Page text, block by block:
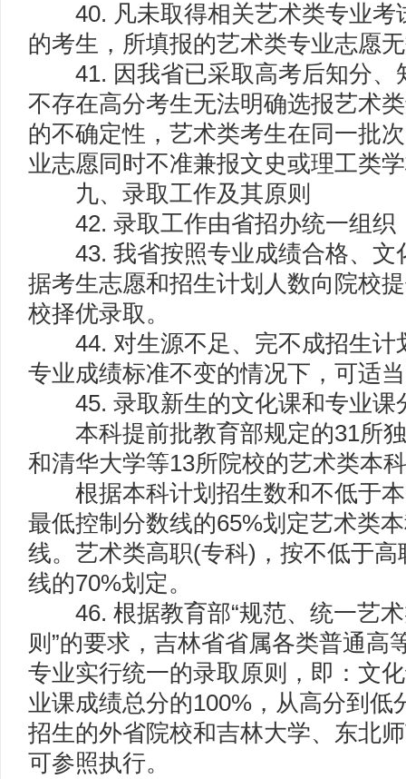
40. 凡未取得相关艺术类专业考
的考生，所填报的艺术类专业志愿
41. 因我省已采取高考后知分、
不存在高分考生无法明确选报艺术
的不确定性，艺术类考生在同一批
业志愿同时不准兼报文史或理工类
九、录取工作及其原则
42. 录取工作由省招办统一组织
43. 我省按照专业成绩合格、文
据考生志愿和招生计划人数向院校
校择优录取。
44. 对生源不足、完不成招生计
专业成绩标准不变的情况下，可适
45. 录取新生的文化课和专业课
本科提前批教育部规定的31所独
和清华大学等13所院校的艺术类本
根据本科计划招生数和不低于本
最低控制分数线的65%划定艺术类
线。艺术类高职(专科)，按不低于
线的70%划定。
46. 根据教育部“规范、统一艺术
则”的要求，吉林省省属各类普通高
专业实行统一的录取原则，即：文
业课成绩总分的100%，从高分到低
招生的外省院校和吉林大学、东北
可参照执行。